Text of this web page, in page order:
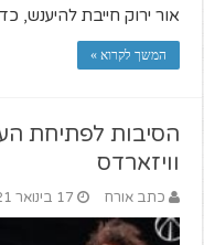
אור ירוק חייבת
המשך לקרוא »
הסיבות לפתיחת
וויזארדס
כתב אורח 17 בינואר 2021